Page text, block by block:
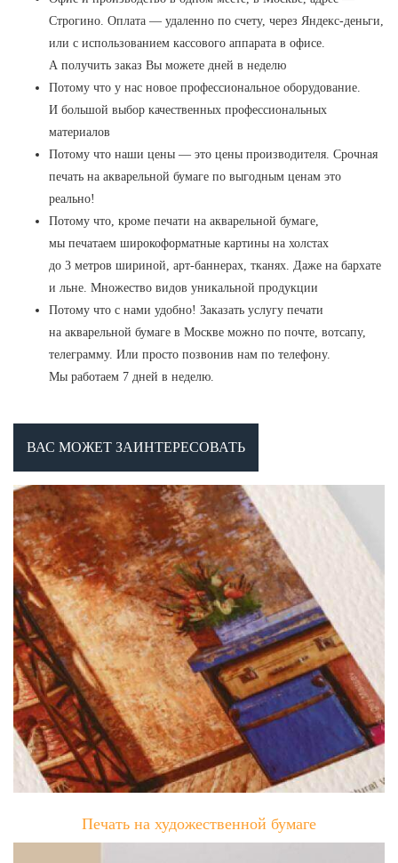
Строгино. Оплата — удаленно по счету, через Яндекс-деньги,
или с использованием кассового аппарата в офисе.
А получить заказ Вы можете дней в неделю
Потому что у нас новое профессиональное оборудование.
И большой выбор качественных профессиональных
материалов
Потому что наши цены — это цены производителя. Срочная
печать на акварельной бумаге по выгодным ценам это
реально!
Потому что, кроме печати на акварельной бумаге,
мы печатаем широкоформатные картины на холстах
до 3 метров шириной, арт-баннерах, тканях. Даже на бархате
и льне. Множество видов уникальной продукции
Потому что с нами удобно! Заказать услугу печати
на акварельной бумаге в Москве можно по почте, вотсапу,
телеграмму. Или просто позвонив нам по телефону.
Мы работаем 7 дней в неделю.
ВАС МОЖЕТ ЗАИНТЕРЕСОВАТЬ
Печать на художественной бумаге